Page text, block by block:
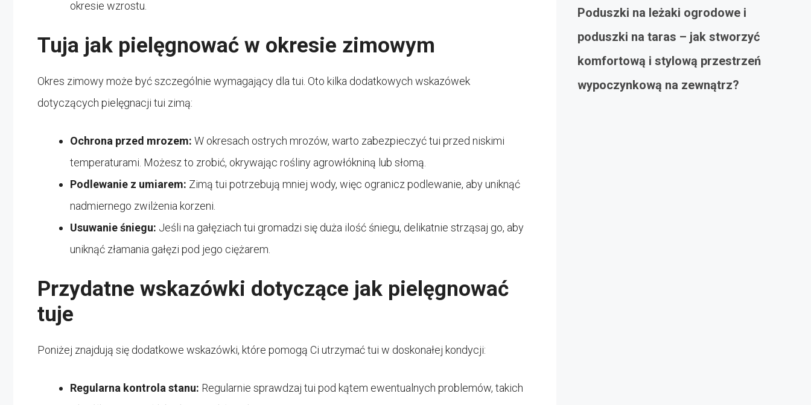
okresie wzrostu.
Tuja jak pielęgnować w okresie zimowym
Okres zimowy może być szczególnie wymagający dla tui. Oto kilka dodatkowych wskazówek
dotyczących pielęgnacji tui zimą:
Ochrona przed mrozem: W okresach ostrych mrozów, warto zabezpieczyć tui przed niskimi
temperaturami. Możesz to zrobić, okrywając rośliny agrowłókniną lub słomą.
Podlewanie z umiarem: Zimą tui potrzebują mniej wody, więc ogranicz podlewanie, aby uniknąć
nadmiernego zwilżenia korzeni.
Usuwanie śniegu: Jeśli na gałęziach tui gromadzi się duża ilość śniegu, delikatnie strząsaj go, aby
uniknąć złamania gałęzi pod jego ciężarem.
Przydatne wskazówki dotyczące jak pielęgnować
tuje
Poniżej znajdują się dodatkowe wskazówki, które pomogą Ci utrzymać tui w doskonałej kondycji:
Regularna kontrola stanu: Regularnie sprawdzaj tui pod kątem ewentualnych problemów, takich
Poduszki na leżaki ogrodowe i
poduszki na taras – jak stworzyć
komfortową i stylową przestrzeń
wypoczynkową na zewnątrz?